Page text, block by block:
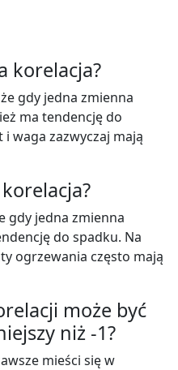
korelacja?
gdy jedna zmienna
ma tendencję do
waga zazwyczaj mają
gdy jedna zmienna
do spadku. Na
ogrzewania często mają
może być
niż -1?
mieści się w